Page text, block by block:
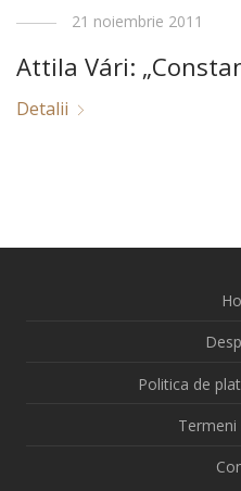
21 noiembrie 2011
Attila Vári:
Detalii
Politica de
Termeni